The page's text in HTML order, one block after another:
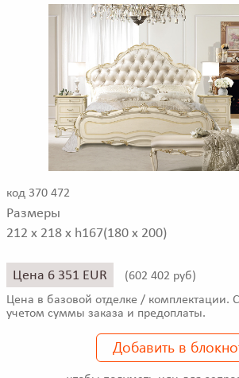
код 370 472
Размеры
212 x 218 x h167(180 x 200)
Цена 6 351 EUR (602 402 руб)
Цена в базовой отделке / комплектации.
учетом суммы заказа и предоплаты.
Добавить в